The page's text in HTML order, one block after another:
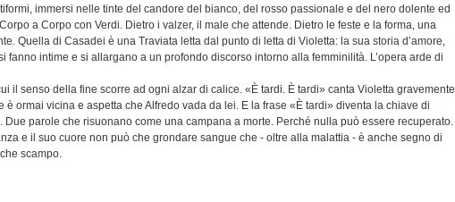
immersi nelle tinte del candore del bianco, del rosso passionale e del nero dolente ed
a Corpo con Verdi. Dietro i valzer, il male che attende. Dietro le feste e la forma, una
Quella di Casadei è una Traviata letta dal punto di letta di Violetta: la sua storia d’amore,
fanno intime e si allargano a un profondo discorso intorno alla femminilità. L’opera arde di
il senso della fine scorre ad ogni alzar di calice. «È tardi. È tardi» canta Violetta gravemente
è ormai vicina e aspetta che Alfredo vada da lei. E la frase «È tardi» diventa la chiave di
Due parole che risuonano come una campana a morte. Perché nulla può essere recuperato.
e il suo cuore non può che grondare sangue che - oltre alla malattia - è anche segno di
scampo.